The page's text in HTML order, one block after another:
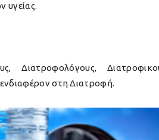
υγείας.
στη Διατροφή.